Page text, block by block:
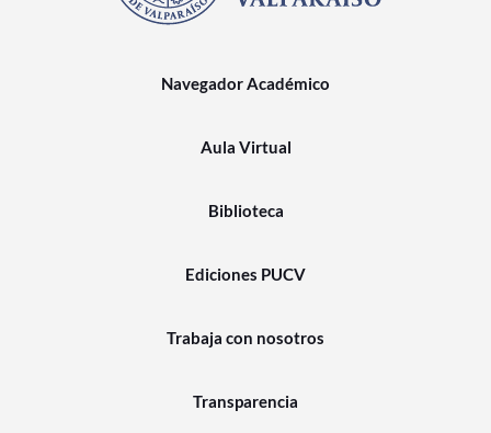
Navegador Académico
Aula Virtual
Biblioteca
Ediciones PUCV
Trabaja con nosotros
Transparencia